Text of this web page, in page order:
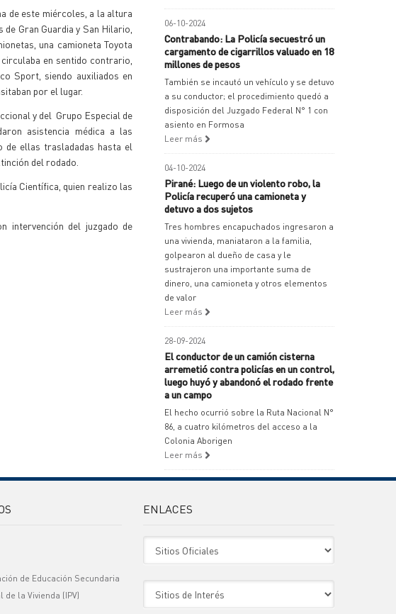
de este miércoles, a la altura
Gran Guardia y San Hilario,
una camioneta Toyota
en sentido contrario,
Sport, siendo auxiliados en
por el lugar.
y del Grupo Especial de
asistencia médica a las
de ellas trasladadas hasta el
del rodado.
Científica, quien realizo las
intervención del juzgado de
06-10-2024
Contrabando: La Policía secuestró un
cargamento de cigarrillos valuado en 18
millones de pesos
También se incautó un vehículo y se detuvo
a su conductor; el procedimiento quedó a
disposición del Juzgado Federal N° 1 con
asiento en Formosa
Leer más
04-10-2024
Pirané: Luego de un violento robo, la
Policía recuperó una camioneta y
detuvo a dos sujetos
Tres hombres encapuchados ingresaron a
una vivienda, maniataron a la familia,
golpearon al dueño de casa y le
sustrajeron una importante suma de
dinero, una camioneta y otros elementos
de valor
Leer más
28-09-2024
El conductor de un camión cisterna
arremetió contra policías en un control,
luego huyó y abandonó el rodado frente
a un campo
El hecho ocurrió sobre la Ruta Nacional N°
86, a cuatro kilómetros del acceso a la
Colonia Aborigen
Leer más
de Educación Secundaria
la Vivienda (IPV)
ENLACES